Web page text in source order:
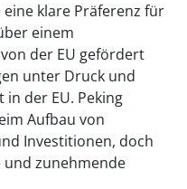
klare Präferenz für
einem
der EU gefördert
unter Druck und
der EU. Peking
Aufbau von
Investitionen, doch
und zunehmende